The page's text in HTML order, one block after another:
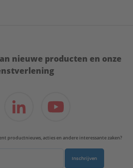
nieuwe producten en onze
productnieuws, acties en andere interessante zaken?
Inschrijven